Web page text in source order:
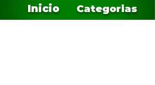
Inicio Categorias